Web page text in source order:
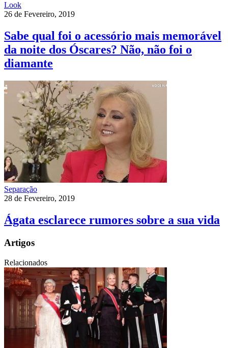
Look
26 de Fevereiro, 2019
Sabe qual foi o acessório mais memorável
da noite dos Óscares? Não, não foi o
diamante
Separação
28 de Fevereiro, 2019
Ágata esclarece rumores sobre a sua vida
Artigos
Relacionados